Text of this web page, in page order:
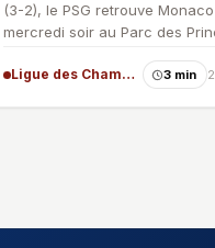
(3-2), le PSG retrouve
mercredi soir au Parc des
Ligue des Champions 3 min